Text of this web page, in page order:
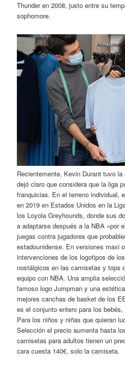
Thunder en 2008, justo entre su
sophomore.
Recientemente, Kevin Durant tuvo
dejó claro que considera que la liga
franquicias. En el terreno individual,
en 2019 en Estados Unidos en la
los Loyola Greyhounds, donde sus
a adaptarse después a la NBA «por
juegas contra jugadores que
estadounidense. En versiones maxi
intervenciones de los logotipos de
nostálgicos en las camisetas y tops
equipo con NBA. Una amplia
famoso logo Jumpman y una
mejores canchas de basket de los
es el conjunto entero para los
Para los niños y niñas que quieran
Selección el precio aumenta hasta
camisetas para adultos tienen un
cara cuesta 140€, solo la camiseta.